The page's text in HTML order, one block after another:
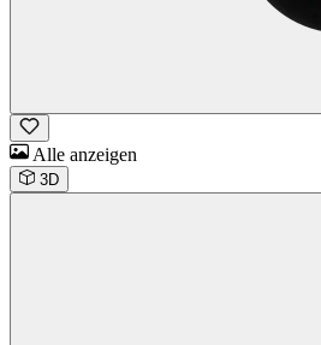
Alle anzeigen
3D